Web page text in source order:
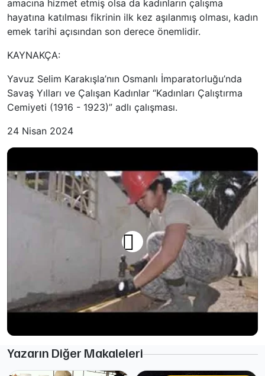
amacına hizmet etmiş olsa da kadınların çalışma
hayatına katılması fikrinin ilk kez aşılanmış olması, kadın
emek tarihi açısından son derece önemlidir.
KAYNAKÇA:
Yavuz Selim Karakışla’nın Osmanlı İmparatorluğu’nda
Savaş Yılları ve Çalışan Kadınlar “Kadınları Çalıştırma
Cemiyeti (1916 - 1923)” adlı çalışması.
24 Nisan 2024
Yazarın Diğer Makaleleri